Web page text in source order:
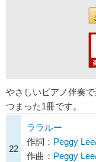
やさしいピアノ伴奏
つまった1冊です。
22
ララルー
作詞： Peggy
作曲： Peggy